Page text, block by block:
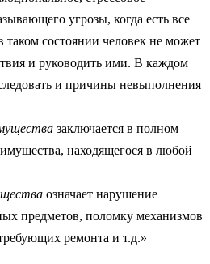
угрозы, когда есть все
таком состоянии человек не может
и руководить ими. В каждом
и причины невыполнения
заключается в полном
находящегося в любой
означает нарушение
предметов, поломку механизмов
ремонта и т.д.»